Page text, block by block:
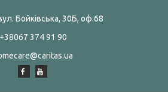
Бойківська, 30Б, оф.68
+38067 374 91 90